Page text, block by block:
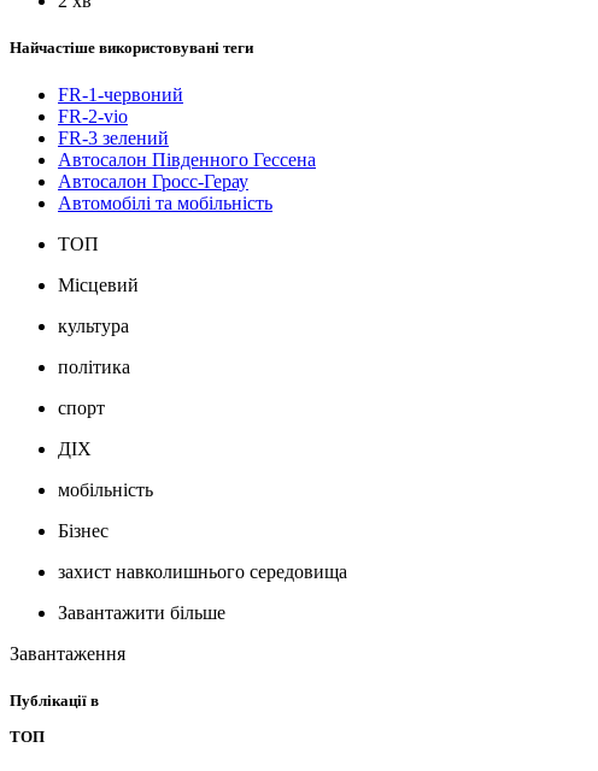
Найчастіше використовувані теги
FR-1-червоний
FR-2-vio
FR-3 зелений
Автосалон Південного Гессена
Автосалон Гросс-Герау
Автомобілі та мобільність
ТОП
Місцевий
культура
політика
спорт
ДІХ
мобільність
Бізнес
захист навколишнього середовища
Завантажити більше
Завантаження
Публікації в
ТОП